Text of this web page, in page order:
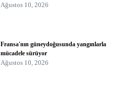
Ağustos 10, 2026
Fransa'nın güneydoğusunda yangınlarla
mücadele sürüyor
Ağustos 10, 2026